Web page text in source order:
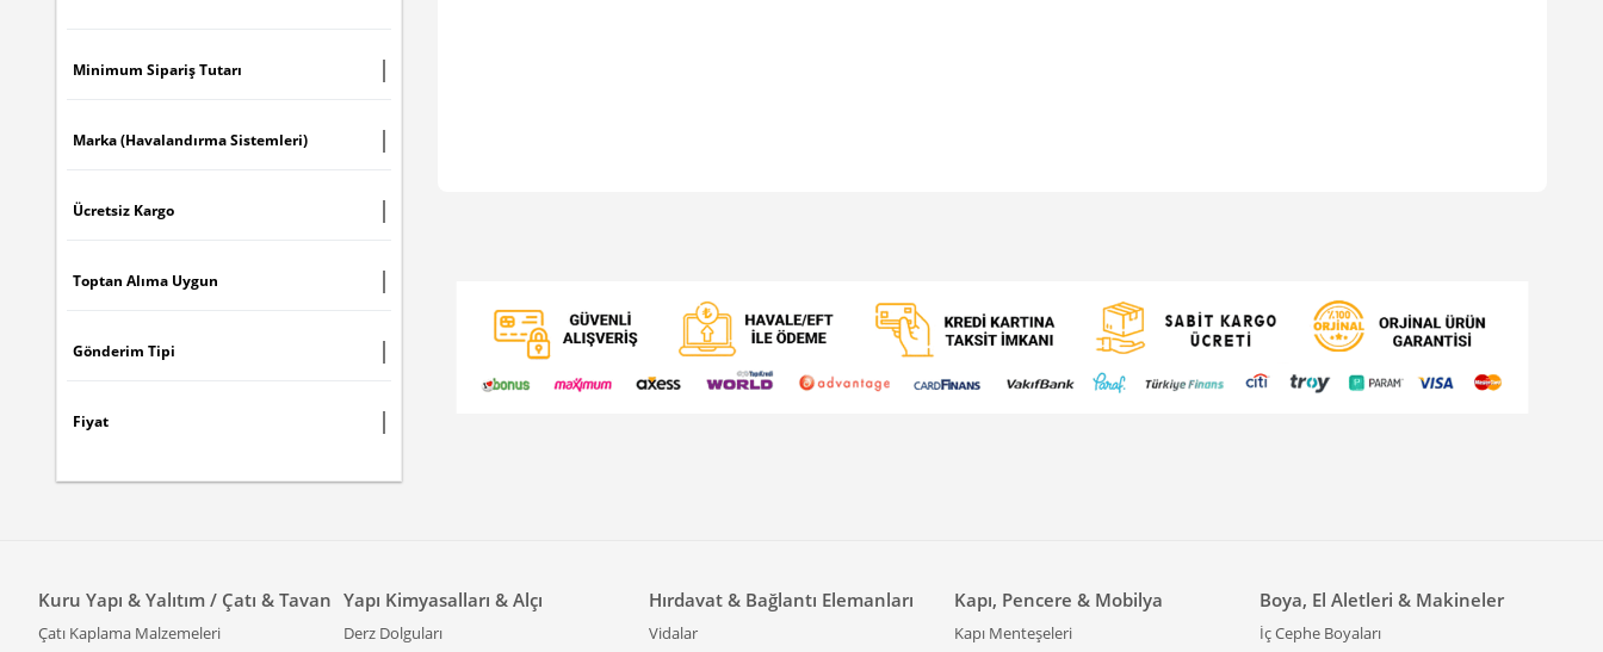
Minimum Sipariş Tutarı
Marka (Havalandırma Sistemleri)
Ücretsiz Kargo
Toptan Alıma Uygun
Gönderim Tipi
Fiyat
Kuru Yapı & Yalıtım / Çatı & Tavan
Çatı Kaplama Malzemeleri
Yapı Kimyasalları & Alçı
Derz Dolguları
Hırdavat & Bağlantı Elemanları
Vidalar
Kapı, Pencere & Mobilya
Kapı Menteşeleri
Boya, El Aletleri & Makineler
İç Cephe Boyaları